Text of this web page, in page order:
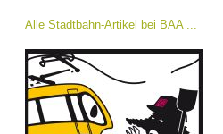
Alle Stadtbahn-Artikel bei BAA ...